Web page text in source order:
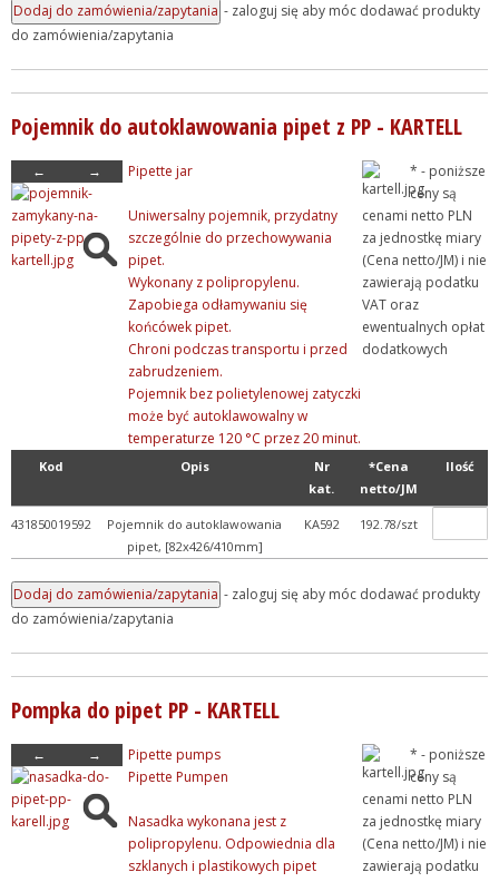
- zaloguj się aby móc dodawać produkty
do zamówienia/zapytania
Pojemnik do autoklawowania pipet z PP - KARTELL
← → Pipette jar
Uniwersalny pojemnik, przydatny
szczególnie do przechowywania
pipet.
Wykonany z polipropylenu.
Zapobiega odłamywaniu się
końcówek pipet.
Chroni podczas transportu i przed
zabrudzeniem.
Pojemnik bez polietylenowej zatyczki
może być autoklawowalny w
temperaturze 120 °C przez 20 minut.
* - poniższe
ceny są
cenami netto PLN
za jednostkę miary
(Cena netto/JM) i nie
zawierają podatku
VAT oraz
ewentualnych opłat
dodatkowych
Kod Opis
Nr
kat.
*Cena
netto/JM
Ilość
431850019592
Pojemnik do autoklawowania
pipet, [82x426/410mm]
KA592 192.78/szt
- zaloguj się aby móc dodawać produkty
do zamówienia/zapytania
Pompka do pipet PP - KARTELL
← →
Pipette pumps
Pipette Pumpen
Nasadka wykonana jest z
polipropylenu. Odpowiednia dla
szklanych i plastikowych pipet
* - poniższe
ceny są
cenami netto PLN
za jednostkę miary
(Cena netto/JM) i nie
zawierają podatku